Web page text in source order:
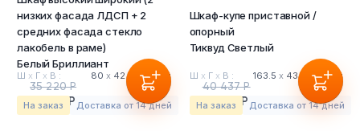
низких фасада ЛДСП + 2
средних фасада стекло
лакобель в раме)
Белый Бриллиант
Ш х Г х В : 80 х42х 197.7 см
31 346 Р
35 220 Р
На заказ Доставка от 14 дней
Шкаф-купе приставной /
опорный
Тиквуд Светлый
Ш х Г х В : 163.5 х 43.2 х112 см
35 989 Р
40 437 Р
На заказ Доставка от 14 дней